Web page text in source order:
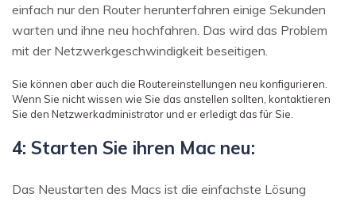
einfach nur den Router herunterfahren einige Sekunden
warten und ihne neu hochfahren. Das wird das Problem
mit der Netzwerkgeschwindigkeit beseitigen.
Sie können aber auch die Routereinstellungen neu konfigurieren.
Wenn Sie nicht wissen wie Sie das anstellen sollten, kontaktieren
Sie den Netzwerkadministrator und er erledigt das für Sie.
4: Starten Sie ihren Mac neu:
Das Neustarten des Macs ist die einfachste Lösung